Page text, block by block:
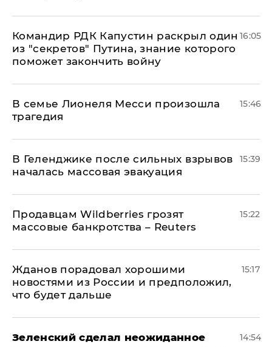
Командир РДК Капустин раскрыл один
из "секретов" Путина, знание которого
поможет закончить войну
16:05
В семье Лионеля Месси произошла
трагедия
15:46
В Геленджике после сильных взрывов
началась массовая эвакуация
15:39
Продавцам Wildberries грозят
массовые банкротства – Reuters
15:22
Жданов порадовал хорошими
новостями из России и предположил,
что будет дальше
15:17
Зеленский сделал неожиданное
14:54